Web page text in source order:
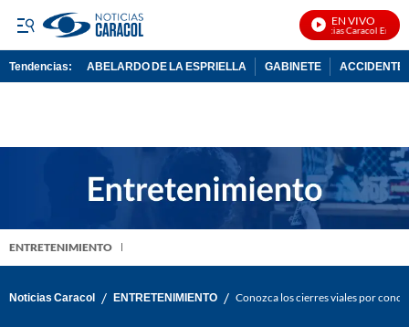
EN VIVO
Noticias Caracol En Vivo
Tendencias: ABELARDO DE LA ESPRIELLA GABINETE ACCIDENTE
ENTRETENIMIENTO
Noticias Caracol / ENTRETENIMIENTO / Conozca los cierres viales por